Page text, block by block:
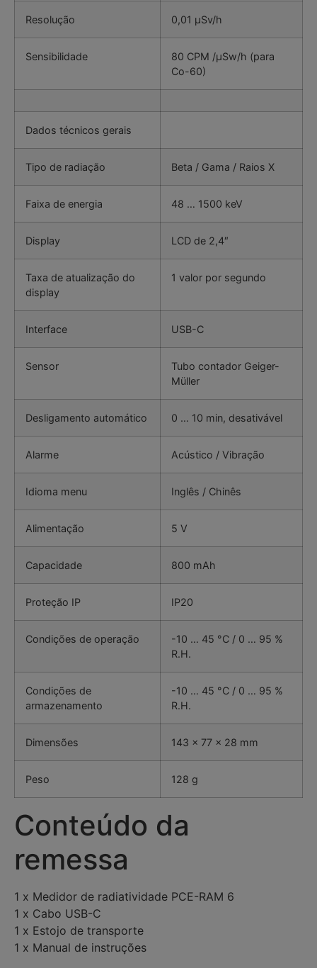
Resolução 0,01 µSv/h
Sensibilidade
80 CPM /μSw/h (para
Co-60)
Dados técnicos gerais
Tipo de radiação Beta / Gama / Raios X
Faixa de energia 48 … 1500 keV
Display LCD de 2,4″
Taxa de atualização do
display
1 valor por segundo
Interface USB-C
Sensor
Tubo contador Geiger-
Müller
Desligamento automático 0 … 10 min, desativável
Alarme Acústico / Vibração
Idioma menu Inglês / Chinês
Alimentação 5 V
Capacidade 800 mAh
Proteção IP IP20
Condições de operação
-10 … 45 °C / 0 … 95 %
R.H.
Condições de
armazenamento
-10 … 45 °C / 0 … 95 %
R.H.
Dimensões 143 x 77 x 28 mm
Peso 128 g
Conteúdo da
remessa
1 x Medidor de radiatividade PCE-RAM 6
1 x Cabo USB-C
1 x Estojo de transporte
1 x Manual de instruções